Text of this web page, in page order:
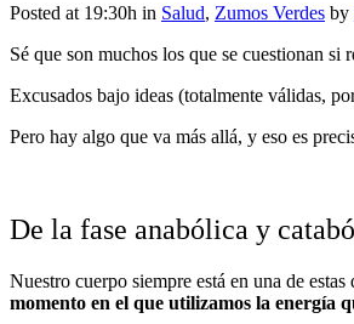
Posted at 19:30h in Salud, Zumos Verdes by
Sé que son muchos los que se cuestionan si
Excusados bajo ideas (totalmente válidas,
Pero hay algo que va más allá, y eso es
De la fase anabólica y
Nuestro cuerpo siempre está en una de estas
momento en el que utilizamos la energía